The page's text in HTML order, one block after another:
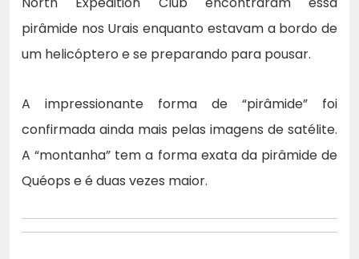
pirâmide nos Urais enquanto estavam a bordo de
um helicóptero e se preparando para pousar.
A impressionante forma de “pirâmide” foi
confirmada ainda mais pelas imagens de satélite.
A “montanha” tem a forma exata da pirâmide de
Quéops e é duas vezes maior.